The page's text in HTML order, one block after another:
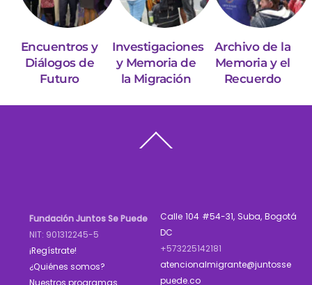
Encuentros y
Diálogos de
Futuro
Investigaciones
y Memoria de
la Migración
Archivo de la
Memoria y el
Recuerdo
To
Fundación Juntos Se Puede
NIT: 901312245-5
¡Regístrate!
¿Quiénes somos?
Nuestros programas
Calle 104 #54-31, Suba, Bogotá
DC
+573225142181
atencionalmigrante@juntosse
puede.co